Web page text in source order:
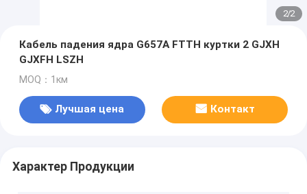
2/2
Кабель падения ядра G657A FTTH куртки 2 GJXH
GJXFH LSZH
MOQ：1км
Лучшая цена Контакт
Характер Продукции